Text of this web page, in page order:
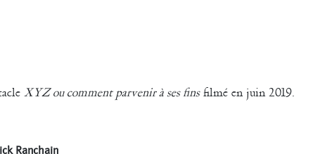
Jean-Pascal Gilly Jean-Paul
XYZ ou comment parvenir à ses finsfilmé en juin 2019.
Ranchain